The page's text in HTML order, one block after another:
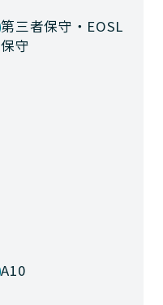
第三者保守・EOSL
保守
A10